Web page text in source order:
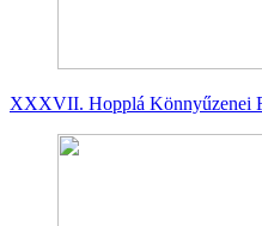
XXXVII. Hopplá Könnyűzenei